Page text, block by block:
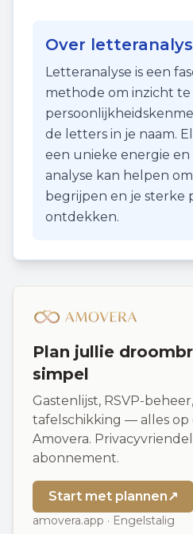
Over
Letteranalyse is een
methode om inzicht te
de letters in je naam.
een unieke energie en
analyse kan helpen
begrijpen en je sterke
ontdekken.
Plan jullie
simpel
Gastenlijst, RSVP-
tafelschikking — alles op
Amovera.
abonnement.
Start met plannen↗
amovera.app · Engelstalig